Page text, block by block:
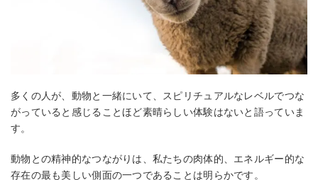
多くの人が、動物と一緒にいて、スピリチュアルなレベルでつな
がっていると感じることほど素晴らしい体験はないと語っていま
す。
動物との精神的なつながりは、私たちの肉体的、エネルギー的な
存在の最も美しい側面の一つであることは明らかです。